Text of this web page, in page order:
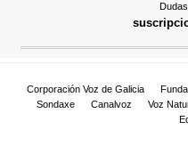
Corporación Voz de Galicia
Sondaxe
Canalvoz Voz